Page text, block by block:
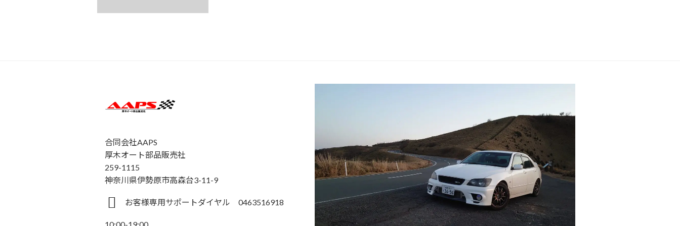
合同会社AAPS
厚木オート部品販売社
259-1115
神奈川県伊勢原市高森台3-11-9
お客様専用サポートダイヤル 0463516918